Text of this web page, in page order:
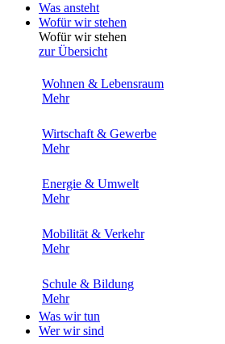
Was ansteht
Wofür wir stehen
Wofür wir stehen
zur Übersicht
Wohnen & Lebensraum
Mehr
Wirtschaft & Gewerbe
Mehr
Energie & Umwelt
Mehr
Mobilität & Verkehr
Mehr
Schule & Bildung
Mehr
Was wir tun
Wer wir sind